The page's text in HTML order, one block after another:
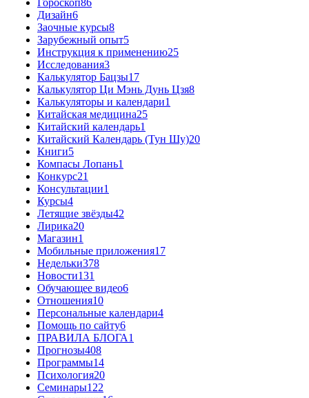
Гороскоп86
Дизайн6
Заочные курсы8
Зарубежный опыт5
Инструкция к применению25
Исследования3
Калькулятор Бацзы17
Калькулятор Ци Мэнь Дунь Цзя8
Калькуляторы и календари1
Китайская медицина25
Китайский календарь1
Китайский Календарь (Тун Шу)20
Книги5
Компасы Лопань1
Конкурс21
Консультации1
Курсы4
Летящие звёзды42
Лирика20
Магазин1
Мобильные приложения17
Недельки378
Новости131
Обучающее видео6
Отношения10
Персональные календари4
Помощь по сайту6
ПРАВИЛА БЛОГА1
Прогнозы408
Программы14
Психология20
Семинары122